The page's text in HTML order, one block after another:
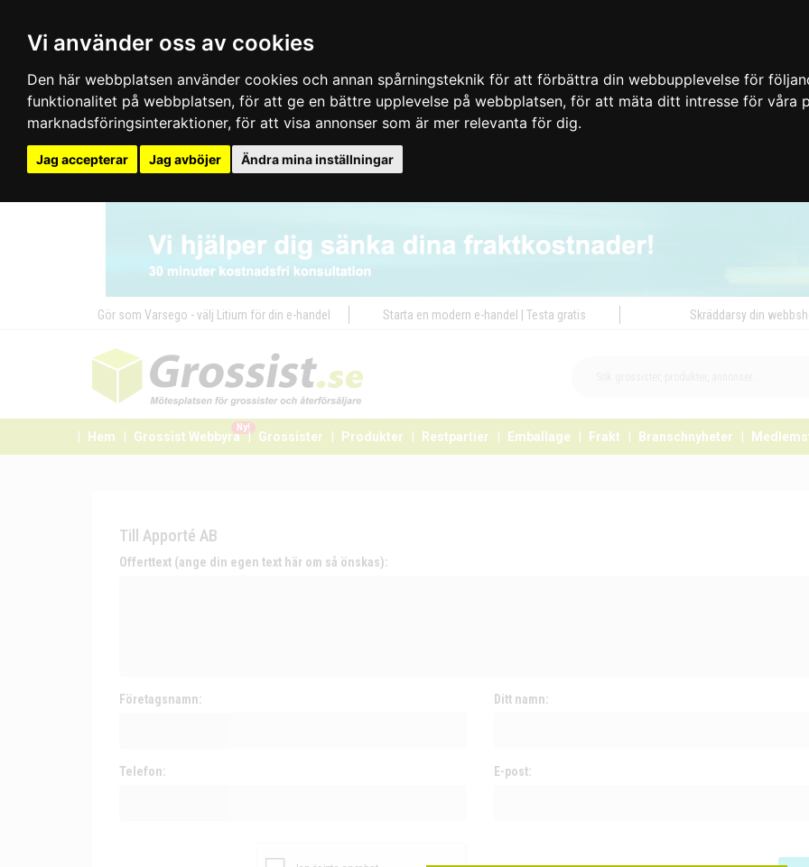
Vi använder oss av cookies
Den här webbplatsen använder cookies och annan spårningsteknik för att förbättra din webbupplevelse för
funktionalitet på webbplatsen, för att ge en bättre upplevelse på webbplatsen, för att mäta ditt intresse för våra
marknadsföringsinteraktioner, för att visa annonser som är mer relevanta för dig.
Jag accepterar Jag avböjer Ändra mina inställningar
Gör som Varsego - välj Litium för din e-handel Starta en modern e-handel | Testa gratis Skräddarsy din
Hem Grossist Webbyrå
Ny!
Grossister Produkter Restpartier Emballage Frakt Branschnyheter
Till Apporté AB
Offerttext (ange din egen text här om så önskas):
Företagsnamn: Ditt namn:
Telefon: E-post: